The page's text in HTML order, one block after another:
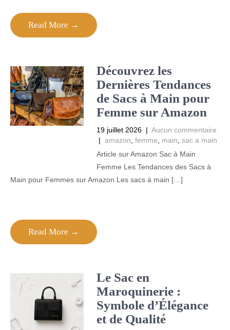
Read More →
Découvrez les
Dernières Tendances
de Sacs à Main pour
Femme sur Amazon
19 juillet 2026 | Aucun commentaire
| amazon femme main sac a main
Article sur Amazon Sac à Main
Femme Les Tendances des Sacs à
Main pour Femmes sur Amazon Les sacs à main […]
Read More →
Le Sac en
Maroquinerie :
Symbole d’Élégance
et de Qualité